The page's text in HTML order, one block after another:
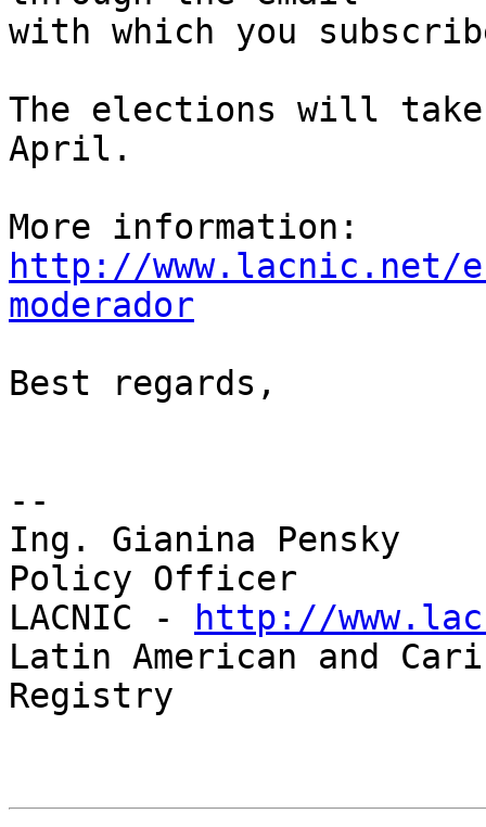
with which you
The elections will
April.
http://www.lacnic.net/
moderador
Best regards,
--
Ing. Gianina Pensky
Policy Officer
LACNIC -
http://
Latin American and
Registry